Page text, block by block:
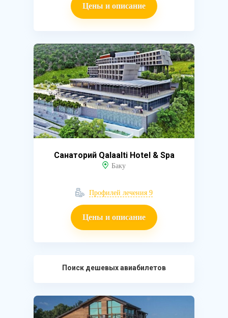
Цены и описание
Санаторий Qalaalti Hotel & Spa
Баку
Профилей лечения 9
Цены и описание
Поиск дешевых авиабилетов